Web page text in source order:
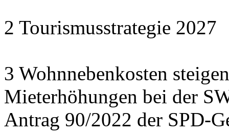
2 Tourismusstrategie 2027
3 Wohnnebenkosten
Mieterhöhungen bei der
Antrag 90/2022 der SPD-